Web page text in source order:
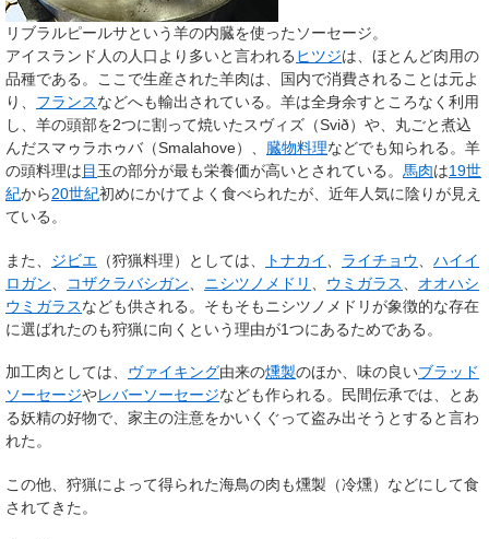
リブラルピールサという羊の内臓を使ったソーセージ。
アイスランド人の人口より多いと言われる ヒツジは、ほとんど肉用の
品種である。ここで生産された羊肉は、国内で消費されることは元よ
り、 フランスなどへも輸出されている。羊は全身余すところなく利用
し、羊の頭部を2つに割って焼いたスヴィズ（Svið）や、丸ごと煮込
んだスマゥラホゥバ（Smalahove）、 臓物料理などでも知られる。羊
の頭料理は目 玉の部分が最も栄養価が高いとされている。 馬肉は19世
紀から20世紀初めにかけてよく食べられたが、近年人気に陰りが見え
ている。
また、 ジビエ （狩猟料理）としては、 トナカイ ライチョウ
ハイイ
ロガン
コザクラバシガン ニシツノメドリ ウミガラス
オオハシ
ウミガラスなども供される。そもそもニシツノメドリが象徴的な存在
に選ばれたのも狩猟に向くという理由が1つにあるためである。
加工肉としては、 ヴァイキング由来の燻製のほか、味の良いブラッド
ソーセージやレバーソーセージなども作られる。民間伝承では、とあ
る妖精の好物で、家主の注意をかいくぐって盗み出そうとすると言わ
れた。
この他、狩猟によって得られた海鳥の肉も燻製（冷燻）などにして食
されてきた。